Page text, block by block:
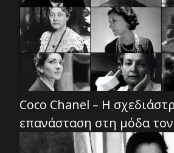
Coco Chanel – Η
επανάσταση στη μόδα